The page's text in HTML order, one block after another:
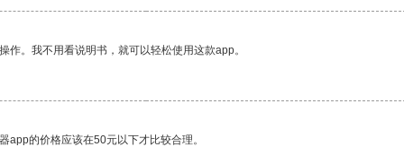
。我不用看说明书，就可以轻松使用这款app。
app的价格应该在50元以下才比较合理。